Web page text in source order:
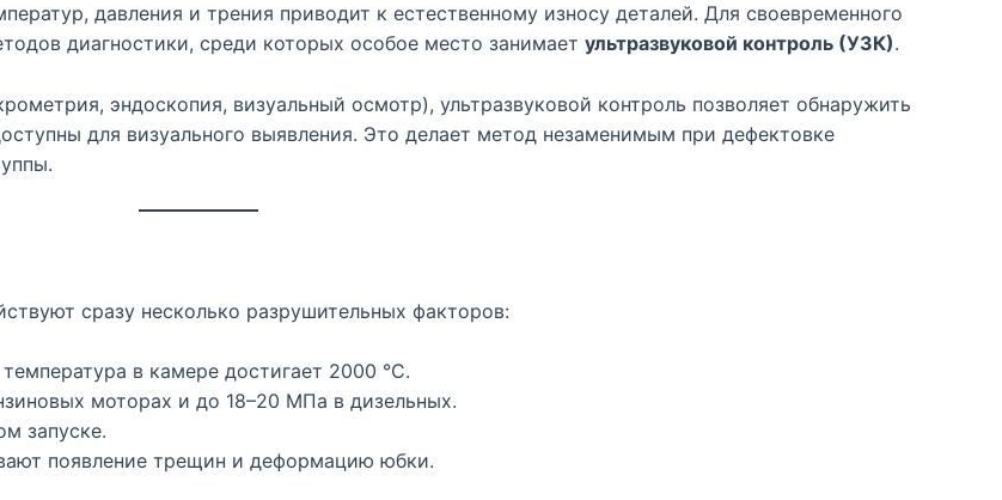
давления и трения приводит к естественному износу деталей. Для своевременного
диагностики, среди которых особое место занимает ультразвуковой контроль (УЗК).
эндоскопия, визуальный осмотр), ультразвуковой контроль позволяет обнаружить
для визуального выявления. Это делает метод незаменимым при дефектовке
сразу несколько разрушительных факторов:
в камере достигает 2000 °C.
моторах и до 18–20 МПа в дизельных.
запуске.
появление трещин и деформацию юбки.